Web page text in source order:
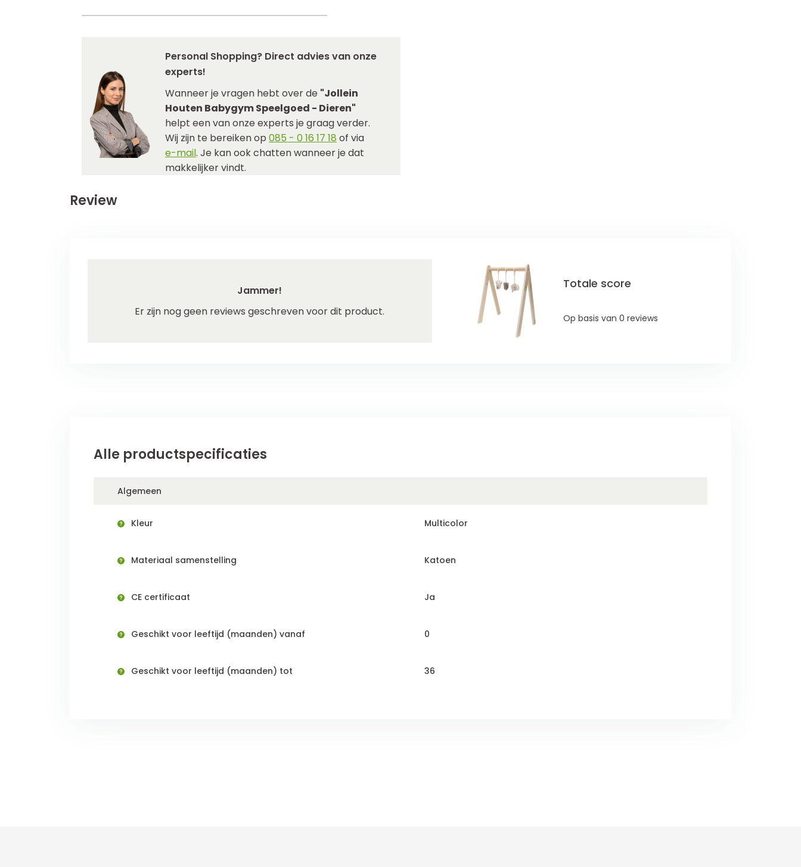
Personal Shopping? Direct advies van onze
experts!
Wanneer je vragen hebt over de "Jollein
Houten Babygym Speelgoed - Dieren"
helpt een van onze experts je graag verder.
Wij zijn te bereiken op 085 - 0 16 17 18 of via
e-mail. Je kan ook chatten wanneer je dat
makkelijker vindt.
Review
Jammer!
Er zijn nog geen reviews geschreven voor dit product.
Totale score
Op basis van 0 reviews
Alle productspecificaties
Algemeen
Kleur Multicolor
Materiaal samenstelling Katoen
CE certificaat Ja
Geschikt voor leeftijd (maanden) vanaf 0
Geschikt voor leeftijd (maanden) tot 36